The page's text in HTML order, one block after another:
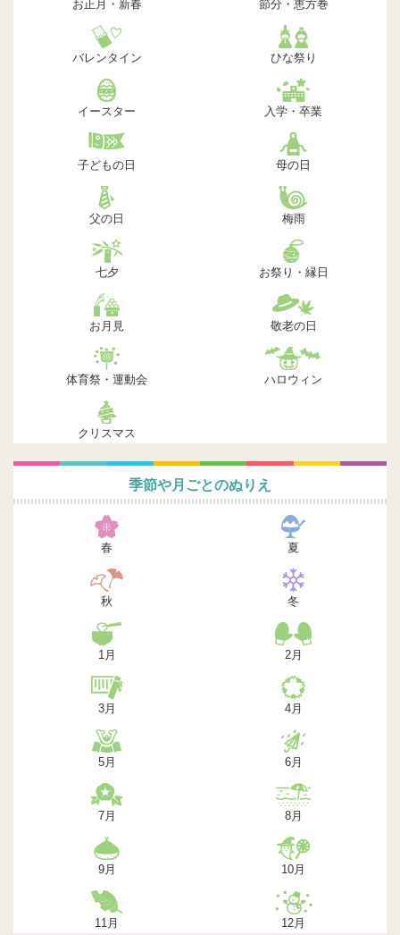
お正月・新春 節分・恵方巻
バレンタイン ひな祭り
イースター 入学・卒業
子どもの日 母の日
父の日 梅雨
七夕 お祭り・縁日
お月見 敬老の日
体育祭・運動会 ハロウィン
クリスマス
季節や月ごとのぬりえ
春 夏
秋 冬
1月 2月
3月 4月
5月 6月
7月 8月
9月 10月
11月 12月